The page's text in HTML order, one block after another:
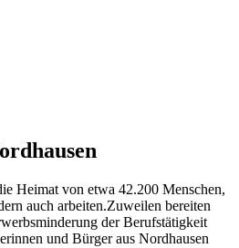
Heimat von etwa 42.200 Menschen,
auch arbeiten.Zuweilen bereiten
der Berufstätigkeit
und Bürger aus Nordhausen